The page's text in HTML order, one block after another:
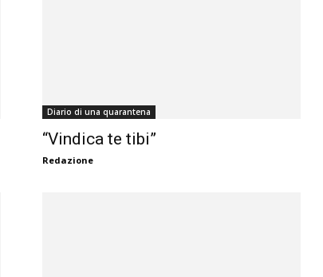
Diario di una quarantena
“Vindica te tibi”
Redazione